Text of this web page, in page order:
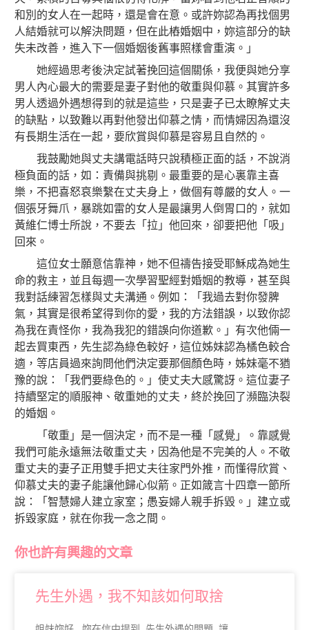
和別的女人在一起時，還是會在意。或許妳認為再找個男
人結婚就可以解決問題，但在此樁婚姻中，妳這部分的缺
失未改善，進入下一個婚姻後舊事照樣會重演。」
她經過思考後決定試著挽回這個關係，我便與她分享
男人內心最大的需要是妻子對他的敬重與仰慕。其實許多
男人透過外遇想得到的就是這些，只是妻子已太瞭解丈夫
的缺點，以致難以再對他發出仰慕之情，而情婦因為還沒
有長期生活在一起，要欣賞與仰慕是容易且自然的。
我鼓勵她與丈夫講電話時只說積極正面的話，不說消
極負面的話，如：責備與挑剔。最重要的是心裏靠主喜
樂，不把喜怒哀樂繫在丈夫身上，做個有尊嚴的女人。一
個張牙舞爪，暴跳如雷的女人是最讓男人倒胃口的，就如
黃維仁博士所說，不要去「拉」他回來，卻要把他「吸」
回來。
這位女士願意信靠神，她不但禱告接受耶穌成為她生
命的救主，並且每週一次學習聖經對婚姻的教導，甚至與
我對話練習怎樣與丈夫溝通。例如：「我過去對你發脾
氣，其實是很希望得到你的愛，我的方法錯誤，以致你認
為我在責怪你，我為我犯的錯誤向你道歉。」有次他倆一
起去買東西，先生認為綠色較好，這位姊妹認為橘色較合
適，等店員過來詢問他們決定要那個顏色時，姊妹毫不猶
豫的說：「我們要綠色的。」使丈夫大感驚訝。這位妻子
持續堅定的順服神、敬重她的丈夫，終於挽回了瀕臨決裂
的婚姻。
「敬重」是一個決定，而不是一種「感覺」。靠感覺
我們可能永遠無法敬重丈夫，因為他是不完美的人。不敬
重丈夫的妻子正用雙手把丈夫往家門外推，而懂得欣賞、
仰慕丈夫的妻子能讓他歸心似箭。正如箴言十四章一節所
說：「智慧婦人建立家室；愚妄婦人親手拆毀。」建立或
拆毀家庭，就在你我一念之間。
你也許有興趣的文章
先生外遇，我不知該如何取捨